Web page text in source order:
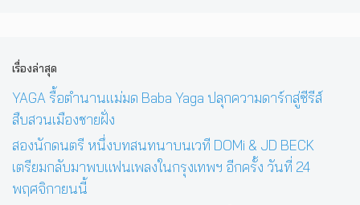
เรื่องล่าสุด
YAGA รื้อตำนานแม่มด Baba Yaga ปลุกความดาร์กสู่ซีรีส์
สืบสวนเมืองชายฝั่ง
สองนักดนตรี หนึ่งบทสนทนาบนเวที DOMi & JD BECK
เตรียมกลับมาพบแฟนเพลงในกรุงเทพฯ อีกครั้ง วันที่ 24
พฤศจิกายนนี้